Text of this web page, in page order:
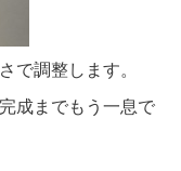
で調整します。
成までもう一息で